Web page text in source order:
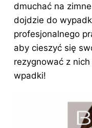
dmuchać na
dojdzie do
profesjonalnego
aby cieszyć się
rezygnować z
wpadki!